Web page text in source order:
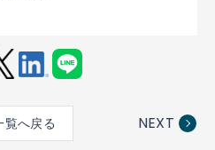
edin
覧へ戻る NEXT